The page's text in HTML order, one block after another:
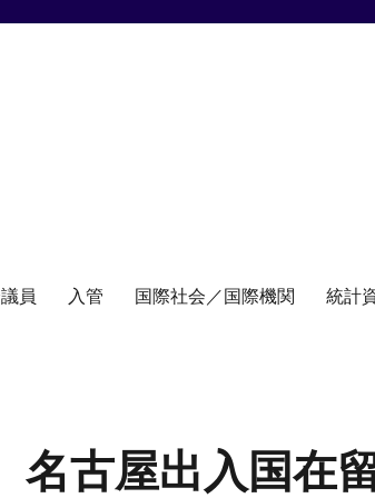
員 入管 国際社会／国際機関 統計
名古屋出入国在